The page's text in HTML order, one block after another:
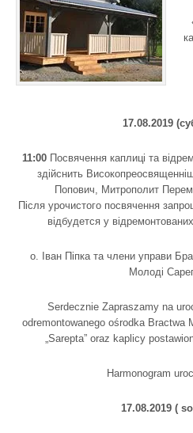
17.08.2019
11:00Посвячення каплиці та
здійснить
Попович, Митрополит
Після урочистого посвячення
відбудется у
о. Іван Піпка та члени управи
Молоді
Serdecznie Zapraszamy na
odremontowanego ośrodka Bractwa
„Sarepta” oraz kaplicy
Harmonogram
17.08.2019 (